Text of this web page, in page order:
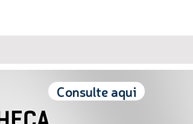
Consulte aqui